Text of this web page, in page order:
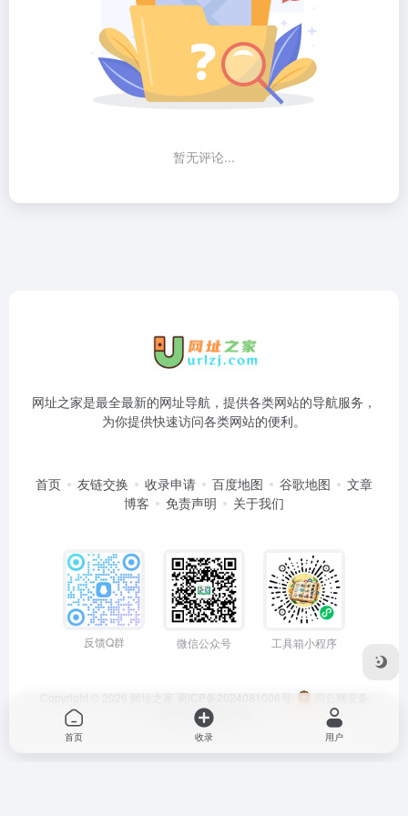
暂无评论...
网址之家是最全最新的网址导航，提供各类网站的导航服务，
为你提供快速访问各类网站的便利。
首页 友链交换 收录申请 百度地图 谷歌地图
文章
博客
免责声明 关于我们
反馈Q群 微信公众号 工具箱小程序
Copyright © 2026 网址之家 蜀ICP备2024081006号
川公网安备
51050202000563号
首页 收录 用户